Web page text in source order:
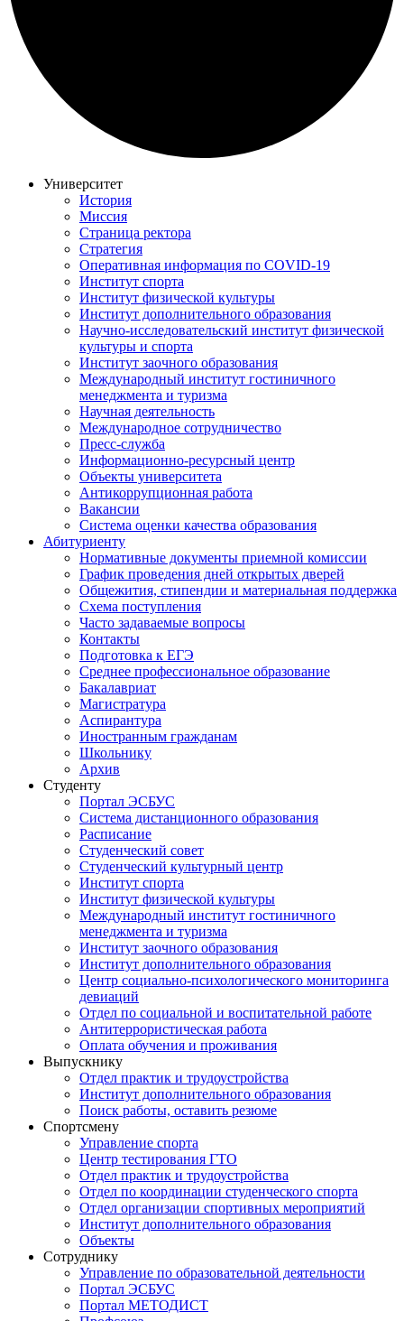
Университет
История
Миссия
Страница ректора
Стратегия
Оперативная информация по COVID-19
Институт спорта
Институт физической культуры
Институт дополнительного образования
Научно-исследовательский институт физической
культуры и спорта
Институт заочного образования
Международный институт гостиничного
менеджмента и туризма
Научная деятельность
Международное сотрудничество
Пресс-служба
Информационно-ресурсный центр
Объекты университета
Антикоррупционная работа
Вакансии
Система оценки качества образования
Абитуриенту
Нормативные документы приемной комиссии
График проведения дней открытых дверей
Общежития, стипендии и материальная поддержка
Схема поступления
Часто задаваемые вопросы
Контакты
Подготовка к ЕГЭ
Среднее профессиональное образование
Бакалавриат
Магистратура
Аспирантура
Иностранным гражданам
Школьнику
Архив
Студенту
Портал ЭСБУС
Система дистанционного образования
Расписание
Студенческий совет
Студенческий культурный центр
Институт спорта
Институт физической культуры
Международный институт гостиничного
менеджмента и туризма
Институт заочного образования
Институт дополнительного образования
Центр социально-психологического мониторинга
девиаций
Отдел по социальной и воспитательной работе
Антитеррористическая работа
Оплата обучения и проживания
Выпускнику
Отдел практик и трудоустройства
Институт дополнительного образования
Поиск работы, оставить резюме
Спортсмену
Управление спорта
Центр тестирования ГТО
Отдел практик и трудоустройства
Отдел по координации студенческого спорта
Отдел организации спортивных мероприятий
Институт дополнительного образования
Объекты
Сотруднику
Управление по образовательной деятельности
Портал ЭСБУС
Портал МЕТОДИСТ